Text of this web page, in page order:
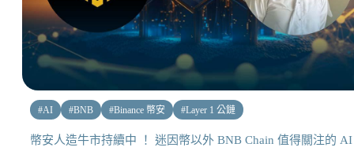
#AI #BNB #Binance 幣安 #Layer 1 公鏈
幣安人造牛市持續中 ！ 迷因幣以外 BNB Chain 值得關注的